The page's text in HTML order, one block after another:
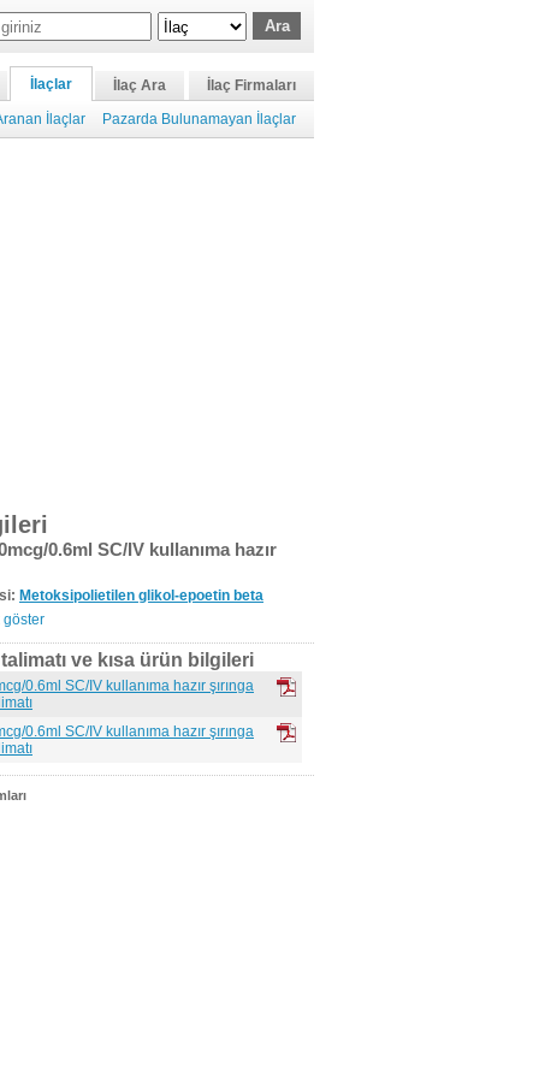
İlaçlar İlaç Ara
İlaç Firmaları
İlaçlar Pazarda Bulunamayan İlaçlar
0.6ml SC/IV kullanıma hazır
Metoksipolietilen glikol-epoetin beta
göster
ve kısa ürün bilgileri
0.6ml SC/IV kullanıma hazır şırınga
0.6ml SC/IV kullanıma hazır şırınga